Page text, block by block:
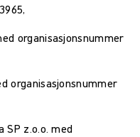
organisasjonsnummer
organisasjonsnummer
SP z.o.o. med